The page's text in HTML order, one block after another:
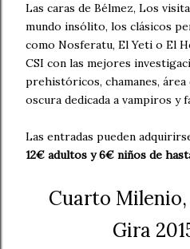
Las caras de Bélmez, Los
mundo insólito, los clásicos
como Nosferatu, El Yeti o El
CSI con las mejores
prehistóricos, chamanes, área
oscura dedicada a vampiros y
Las entradas pueden
12€ adultos y 6€ niños de
Cuarto
Gira